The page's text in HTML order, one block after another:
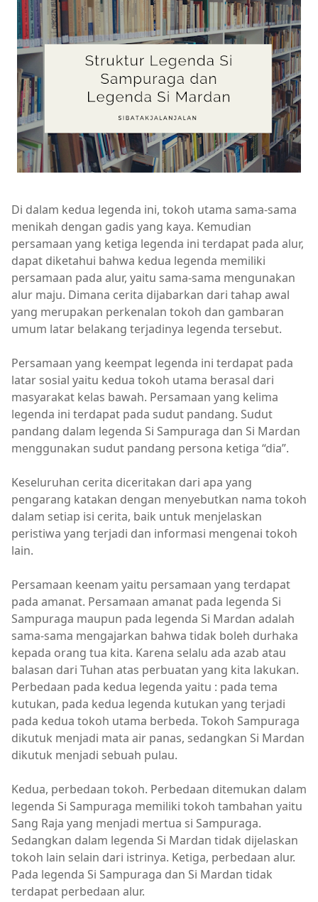
Di dalam kedua legenda ini, tokoh utama sama-sama
menikah dengan gadis yang kaya. Kemudian
persamaan yang ketiga legenda ini terdapat pada alur,
dapat diketahui bahwa kedua legenda memiliki
persamaan pada alur, yaitu sama-sama mengunakan
alur maju. Dimana cerita dijabarkan dari tahap awal
yang merupakan perkenalan tokoh dan gambaran
umum latar belakang terjadinya legenda tersebut.
Persamaan yang keempat legenda ini terdapat pada
latar sosial yaitu kedua tokoh utama berasal dari
masyarakat kelas bawah. Persamaan yang kelima
legenda ini terdapat pada sudut pandang. Sudut
pandang dalam legenda Si Sampuraga dan Si Mardan
menggunakan sudut pandang persona ketiga “dia”.
Keseluruhan cerita diceritakan dari apa yang
pengarang katakan dengan menyebutkan nama tokoh
dalam setiap isi cerita, baik untuk menjelaskan
peristiwa yang terjadi dan informasi mengenai tokoh
lain.
Persamaan keenam yaitu persamaan yang terdapat
pada amanat. Persamaan amanat pada legenda Si
Sampuraga maupun pada legenda Si Mardan adalah
sama-sama mengajarkan bahwa tidak boleh durhaka
kepada orang tua kita. Karena selalu ada azab atau
balasan dari Tuhan atas perbuatan yang kita lakukan.
Perbedaan pada kedua legenda yaitu : pada tema
kutukan, pada kedua legenda kutukan yang terjadi
pada kedua tokoh utama berbeda. Tokoh Sampuraga
dikutuk menjadi mata air panas, sedangkan Si Mardan
dikutuk menjadi sebuah pulau.
Kedua, perbedaan tokoh. Perbedaan ditemukan dalam
legenda Si Sampuraga memiliki tokoh tambahan yaitu
Sang Raja yang menjadi mertua si Sampuraga.
Sedangkan dalam legenda Si Mardan tidak dijelaskan
tokoh lain selain dari istrinya. Ketiga, perbedaan alur.
Pada legenda Si Sampuraga dan Si Mardan tidak
terdapat perbedaan alur.